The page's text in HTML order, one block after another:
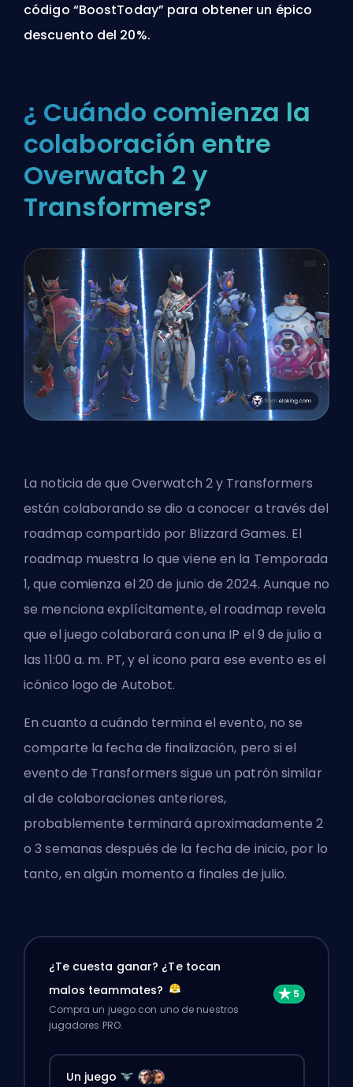
código “BoostToday” para obtener un épico
descuento del 20%.
¿ Cuándo comienza la
colaboración entre
Overwatch 2 y
Transformers?
La noticia de que Overwatch 2 y Transformers
están colaborando se dio a conocer a través del
roadmap compartido por Blizzard Games. El
roadmap muestra lo que viene en la Temporada
1, que comienza el 20 de junio de 2024. Aunque no
se menciona explícitamente, el roadmap revela
que el juego colaborará con una IP el 9 de julio a
las 11:00 a. m. PT, y el icono para ese evento es el
icónico logo de Autobot.
En cuanto a cuándo termina el evento, no se
comparte la fecha de finalización, pero si el
evento de Transformers sigue un patrón similar
al de colaboraciones anteriores,
probablemente terminará aproximadamente 2
o 3 semanas después de la fecha de inicio, por lo
tanto, en algún momento a finales de julio.
¿Te cuesta ganar? ¿Te tocan
malos teammates?
Compra un juego con uno de nuestros
jugadores PRO.
Un juego